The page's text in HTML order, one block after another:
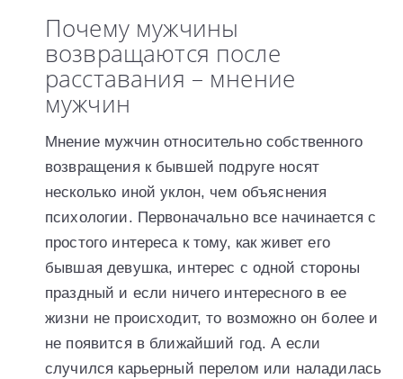
Почему мужчины
возвращаются после
расставания – мнение
мужчин
Мнение мужчин относительно собственного
возвращения к бывшей подруге носят
несколько иной уклон, чем объяснения
психологии. Первоначально все начинается с
простого интереса к тому, как живет его
бывшая девушка, интерес с одной стороны
праздный и если ничего интересного в ее
жизни не происходит, то возможно он более и
не появится в ближайший год. А если
случился карьерный перелом или наладилась